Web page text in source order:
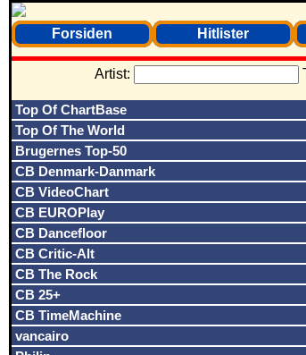
Forsiden Hitlister
Artist:
Top Of ChartBase
Top Of The World
Brugernes Top-50
CB Denmark-Danmark
CB VideoChart
CB EUROPlay
CB Dancefloor
CB Critic-Alt
CB The Rock
CB 25+
CB TimeMachine
vancairo